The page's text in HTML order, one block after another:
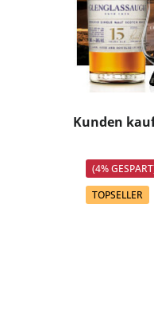
Kunden
(4%
TOPSELLER